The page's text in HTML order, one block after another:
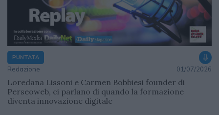
PUNTATA
Redazione 01/07/2026
Loredana Lissoni e Carmen Bobbiesi founder di
Perseoweb, ci parlano di quando la formazione
diventa innovazione digitale